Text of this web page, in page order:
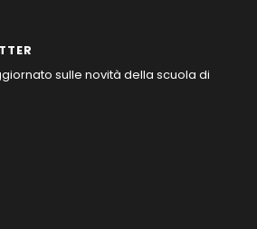
sulle novità della scuola di